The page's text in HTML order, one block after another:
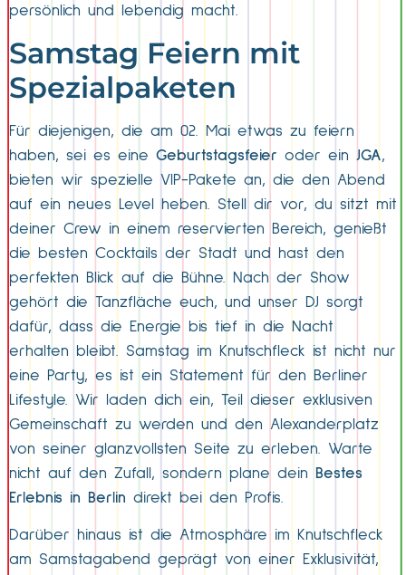
persönlich und lebendig macht.
Samstag Feiern mit
Spezialpaketen
Für diejenigen, die am 02. Mai etwas zu feiern
haben, sei es eine Geburtstagsfeier oder ein JGA,
bieten wir spezielle VIP-Pakete an, die den Abend
auf ein neues Level heben. Stell dir vor, du sitzt mit
deiner Crew in einem reservierten Bereich, genießt
die besten Cocktails der Stadt und hast den
perfekten Blick auf die Bühne. Nach der Show
gehört die Tanzfläche euch, und unser DJ sorgt
dafür, dass die Energie bis tief in die Nacht
erhalten bleibt. Samstag im Knutschfleck ist nicht nur
eine Party, es ist ein Statement für den Berliner
Lifestyle. Wir laden dich ein, Teil dieser exklusiven
Gemeinschaft zu werden und den Alexanderplatz
von seiner glanzvollsten Seite zu erleben. Warte
nicht auf den Zufall, sondern plane dein
Bestes
Erlebnis in Berlin direkt bei den Profis.
Darüber hinaus ist die Atmosphäre im Knutschfleck
am Samstagabend geprägt von einer Exklusivität,